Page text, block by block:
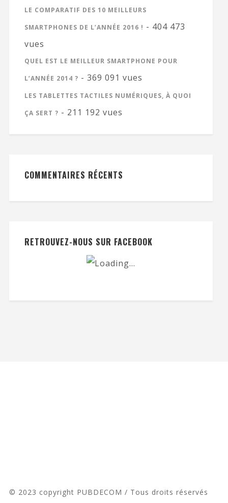
LE COMPARATIF DES 10 MEILLEURS
SMARTPHONES DE L’ANNÉE 2016 ! - 404 473
vues
QUEL EST LE MEILLEUR SMARTPHONE POUR
L’ANNÉE 2014 ? - 369 091 vues
LES TABLETTES TACTILES NUMÉRIQUES, À QUOI
ÇA SERT ? - 211 192 vues
COMMENTAIRES RÉCENTS
RETROUVEZ-NOUS SUR FACEBOOK
© 2023 copyright PUBDECOM / Tous droits réservés